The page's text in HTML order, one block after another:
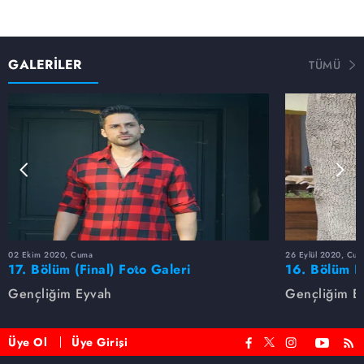
GALERİLER TÜMÜ
02 Ekim 2020, Cuma
17. Bölüm (Final) Foto Galeri
Gençliğim Eyvah
26 Eylül 2020,
16. Bölüm
Gençliğim
Üye Ol Üye Girişi